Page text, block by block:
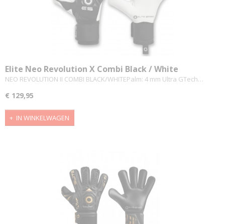
Elite Neo Revolution X Combi Black / White
NEO REVOLUTION II COMBI BLACK/WHITEPalm: 4 mm Ultra GTech…
€ 129,95
IN WINKELWAGEN